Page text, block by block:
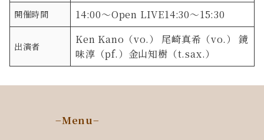
開催時間 14:00〜Open LIVE14:30〜15:30
出演者
Ken Kano（vo.） 尾崎真希（vo.） 鏡
味淳（pf.）金山知樹（t.sax.）
−Menu−